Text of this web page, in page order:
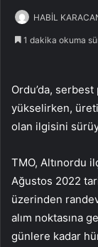
HABİL
1 dakika okuma
Ordu’da, serbest
yükselirken,
olan ilgisini
TMO, Altınordu
Ağustos 2022
üzerinden
alım noktasına
günlere kadar